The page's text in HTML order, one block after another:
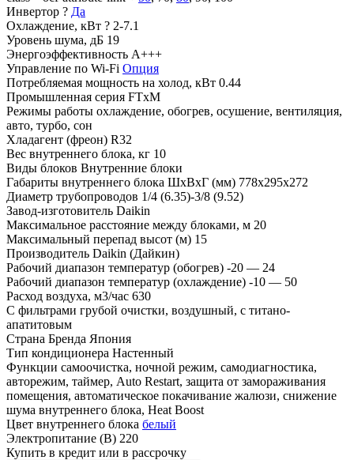
Инвертор ? Да
Охлаждение, кВт ? 2-7.1
Уровень шума, дБ 19
Энергоэффективность A+++
Управление по Wi-Fi Опция
Потребляемая мощность на холод, кВт 0.44
Промышленная серия FTxM
Режимы работы охлаждение, обогрев, осушение, вентиляция,
авто, турбо, сон
Хладагент (фреон) R32
Вес внутреннего блока, кг 10
Виды блоков Внутренние блоки
Габариты внутреннего блока ШхВхГ (мм) 778x295x272
Диаметр трубопроводов 1/4 (6.35)-3/8 (9.52)
Завод-изготовитель Daikin
Максимальное расстояние между блоками, м 20
Максимальный перепад высот (м) 15
Производитель Daikin (Дайкин)
Рабочий диапазон температур (обогрев) -20 — 24
Рабочий диапазон температур (охлаждение) -10 — 50
Расход воздуха, м3/час 630
С фильтрами грубой очистки, воздушный, с титано-
апатитовым
Страна Бренда Япония
Тип кондиционера Настенный
Функции самоочистка, ночной режим, самодиагностика,
авторежим, таймер, Auto Restart, защита от замораживания
помещения, автоматическое покачивание жалюзи, снижение
шума внутреннего блока, Heat Boost
Цвет внутреннего блока белый
Электропитание (В) 220
Купить в кредит или в рассрочку